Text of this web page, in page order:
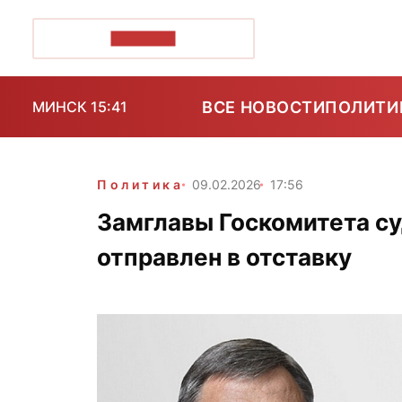
МИНСК 15:41 ВСЕ НОВОСТИ
Политика 09.02.2026 17:56
Замглавы Госкомитета
отправлен в отставку